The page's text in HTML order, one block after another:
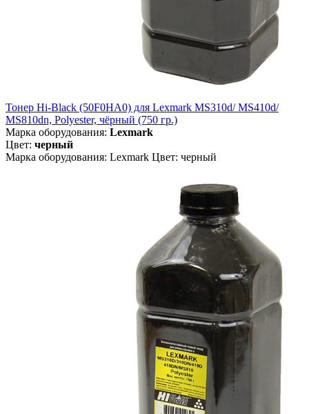
Тонер Hi-Black (50F0HA0) для Lexmark MS310d/ MS410d/
MS810dn, Polyester, чёрный (750 гр.)
Марка оборудования: Lexmark
Цвет: черный
Марка оборудования: Lexmark Цвет: черный